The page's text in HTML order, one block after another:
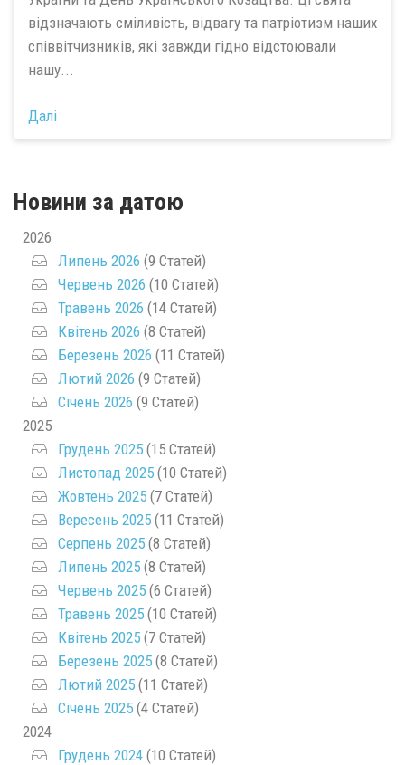
відзначають сміливість, відвагу та патріотизм наших
співвітчизників, які завжди гідно відстоювали
нашу...
Далі
Новини за датою
2026
Липень 2026 (9 Статей)
Червень 2026 (10 Статей)
Травень 2026 (14 Статей)
Квітень 2026 (8 Статей)
Березень 2026 (11 Статей)
Лютий 2026 (9 Статей)
Січень 2026 (9 Статей)
2025
Грудень 2025 (15 Статей)
Листопад 2025 (10 Статей)
Жовтень 2025 (7 Статей)
Вересень 2025 (11 Статей)
Серпень 2025 (8 Статей)
Липень 2025 (8 Статей)
Червень 2025 (6 Статей)
Травень 2025 (10 Статей)
Квітень 2025 (7 Статей)
Березень 2025 (8 Статей)
Лютий 2025 (11 Статей)
Січень 2025 (4 Статей)
2024
Грудень 2024 (10 Статей)